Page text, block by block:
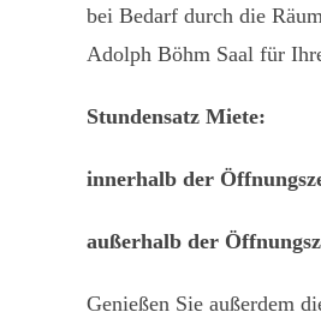
bei Bedarf durch die
Adolph Böhm Saal für
Stundensatz Miete:
innerhalb der
außerhalb der
Genießen Sie außerdem